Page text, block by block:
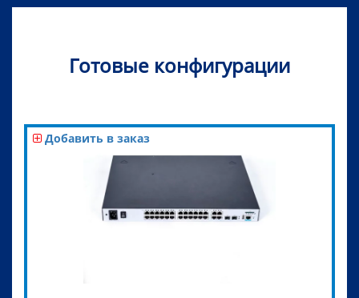
Готовые конфигурации
Добавить в заказ